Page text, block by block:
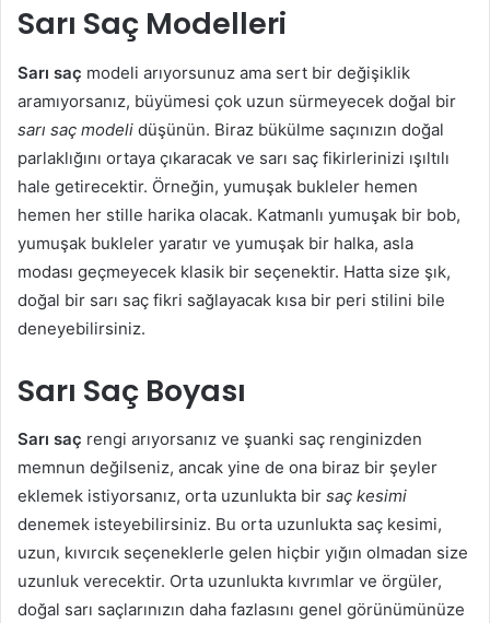
Sarı Saç Modelleri
Sarı saç modeli arıyorsunuz ama sert bir değişiklik
aramıyorsanız, büyümesi çok uzun sürmeyecek doğal bir
sarı saç modeli düşünün. Biraz bükülme saçınızın doğal
parlaklığını ortaya çıkaracak ve sarı saç fikirlerinizi ışıltılı
hale getirecektir. Örneğin, yumuşak bukleler hemen
hemen her stille harika olacak. Katmanlı yumuşak bir bob,
yumuşak bukleler yaratır ve yumuşak bir halka, asla
modası geçmeyecek klasik bir seçenektir. Hatta size şık,
doğal bir sarı saç fikri sağlayacak kısa bir peri stilini bile
deneyebilirsiniz.
Sarı Saç Boyası
Sarı saç rengi arıyorsanız ve şuanki saç renginizden
memnun değilseniz, ancak yine de ona biraz bir şeyler
eklemek istiyorsanız, orta uzunlukta bir saç kesimi
denemek isteyebilirsiniz. Bu orta uzunlukta saç kesimi,
uzun, kıvırcık seçeneklerle gelen hiçbir yığın olmadan size
uzunluk verecektir. Orta uzunlukta kıvrımlar ve örgüler,
doğal sarı saçlarınızın daha fazlasını genel görünümünüze